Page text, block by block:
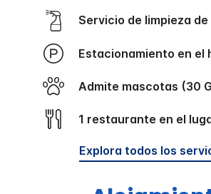
Servicio de limpieza
Estacionamiento en el
Admite mascotas (30
1 restaurante en el
Explora todos los